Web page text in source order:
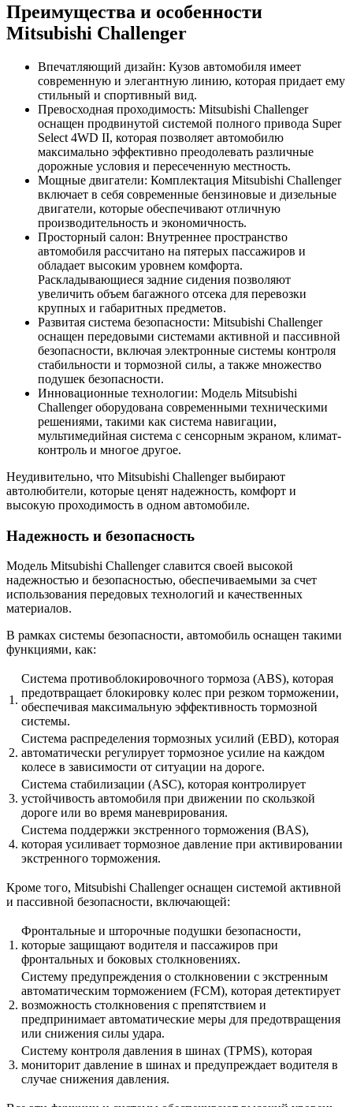
Преимущества и особенности
Mitsubishi Challenger
Впечатляющий дизайн: Кузов автомобиля имеет
современную и элегантную линию, которая придает ему
стильный и спортивный вид.
Превосходная проходимость: Mitsubishi Challenger
оснащен продвинутой системой полного привода Super
Select 4WD II, которая позволяет автомобилю
максимально эффективно преодолевать различные
дорожные условия и пересеченную местность.
Мощные двигатели: Комплектация Mitsubishi Challenger
включает в себя современные бензиновые и дизельные
двигатели, которые обеспечивают отличную
производительность и экономичность.
Просторный салон: Внутреннее пространство
автомобиля рассчитано на пятерых пассажиров и
обладает высоким уровнем комфорта.
Раскладывающиеся задние сидения позволяют
увеличить объем багажного отсека для перевозки
крупных и габаритных предметов.
Развитая система безопасности: Mitsubishi Challenger
оснащен передовыми системами активной и пассивной
безопасности, включая электронные системы контроля
стабильности и тормозной силы, а также множество
подушек безопасности.
Инновационные технологии: Модель Mitsubishi
Challenger оборудована современными техническими
решениями, такими как система навигации,
мультимедийная система с сенсорным экраном, климат-
контроль и многое другое.
Неудивительно, что Mitsubishi Challenger выбирают
автолюбители, которые ценят надежность, комфорт и
высокую проходимость в одном автомобиле.
Надежность и безопасность
Модель Mitsubishi Challenger славится своей высокой
надежностью и безопасностью, обеспечиваемыми за счет
использования передовых технологий и качественных
материалов.
В рамках системы безопасности, автомобиль оснащен такими
функциями, как:
1.
Система противоблокировочного тормоза (ABS), которая
предотвращает блокировку колес при резком торможении,
обеспечивая максимальную эффективность тормозной
системы.
2.
Система распределения тормозных усилий (EBD), которая
автоматически регулирует тормозное усилие на каждом
колесе в зависимости от ситуации на дороге.
3.
Система стабилизации (ASC), которая контролирует
устойчивость автомобиля при движении по скользкой
дороге или во время маневрирования.
4.
Система поддержки экстренного торможения (BAS),
которая усиливает тормозное давление при активировании
экстренного торможения.
Кроме того, Mitsubishi Challenger оснащен системой активной
и пассивной безопасности, включающей:
1.
Фронтальные и шторочные подушки безопасности,
которые защищают водителя и пассажиров при
фронтальных и боковых столкновениях.
2.
Систему предупреждения о столкновении с экстренным
автоматическим торможением (FCM), которая детектирует
возможность столкновения с препятствием и
предпринимает автоматические меры для предотвращения
или снижения силы удара.
3.
Систему контроля давления в шинах (TPMS), которая
мониторит давление в шинах и предупреждает водителя в
случае снижения давления.